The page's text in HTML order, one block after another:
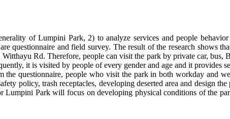
of Lumpini Park, 2) to analyze services and people
questionnaire and field survey. The result of the research shows
Rd. Therefore, people can visit the park by private car,
it is visited by people of every gender and age and it
the questionnaire, people who visit the park in both workday and
policy, trash receptacles, developing deserted area and design
Lumpini Park will focus on developing physical conditions of the